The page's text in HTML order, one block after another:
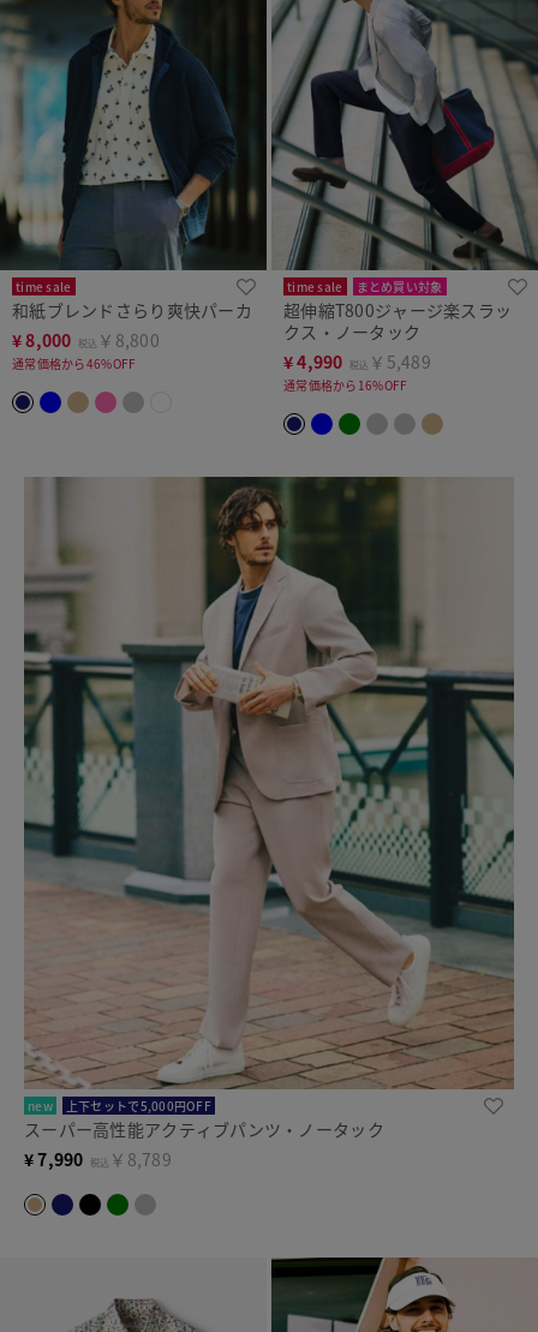
time sale
和紙ブレンドさらり爽快パーカ
¥8,000 税込 ￥8,800
通常価格から46%OFF
time sale まとめ買い対象
超伸縮T800ジャージ楽スラッ
クス・ノータック
¥4,990 税込 ￥5,489
通常価格から16%OFF
new 上下セットで5,000円OFF
スーパー高性能アクティブパンツ・ノータック
¥7,990 税込 ￥8,789